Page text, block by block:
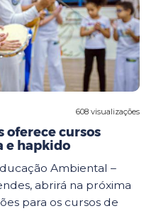
608 visualizações
oferece cursos
e hapkido
Ambiental –
abrirá na próxima
para os cursos de